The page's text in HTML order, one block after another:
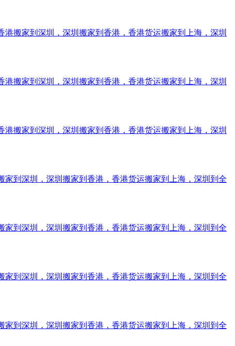
搬家到深圳，深圳搬家到香港，香港货运搬家到上海，深圳
搬家到深圳，深圳搬家到香港，香港货运搬家到上海，深圳
搬家到深圳，深圳搬家到香港，香港货运搬家到上海，深圳
到深圳，深圳搬家到香港，香港货运搬家到上海，深圳到全
到深圳，深圳搬家到香港，香港货运搬家到上海，深圳到全
到深圳，深圳搬家到香港，香港货运搬家到上海，深圳到全
到深圳，深圳搬家到香港，香港货运搬家到上海，深圳到全